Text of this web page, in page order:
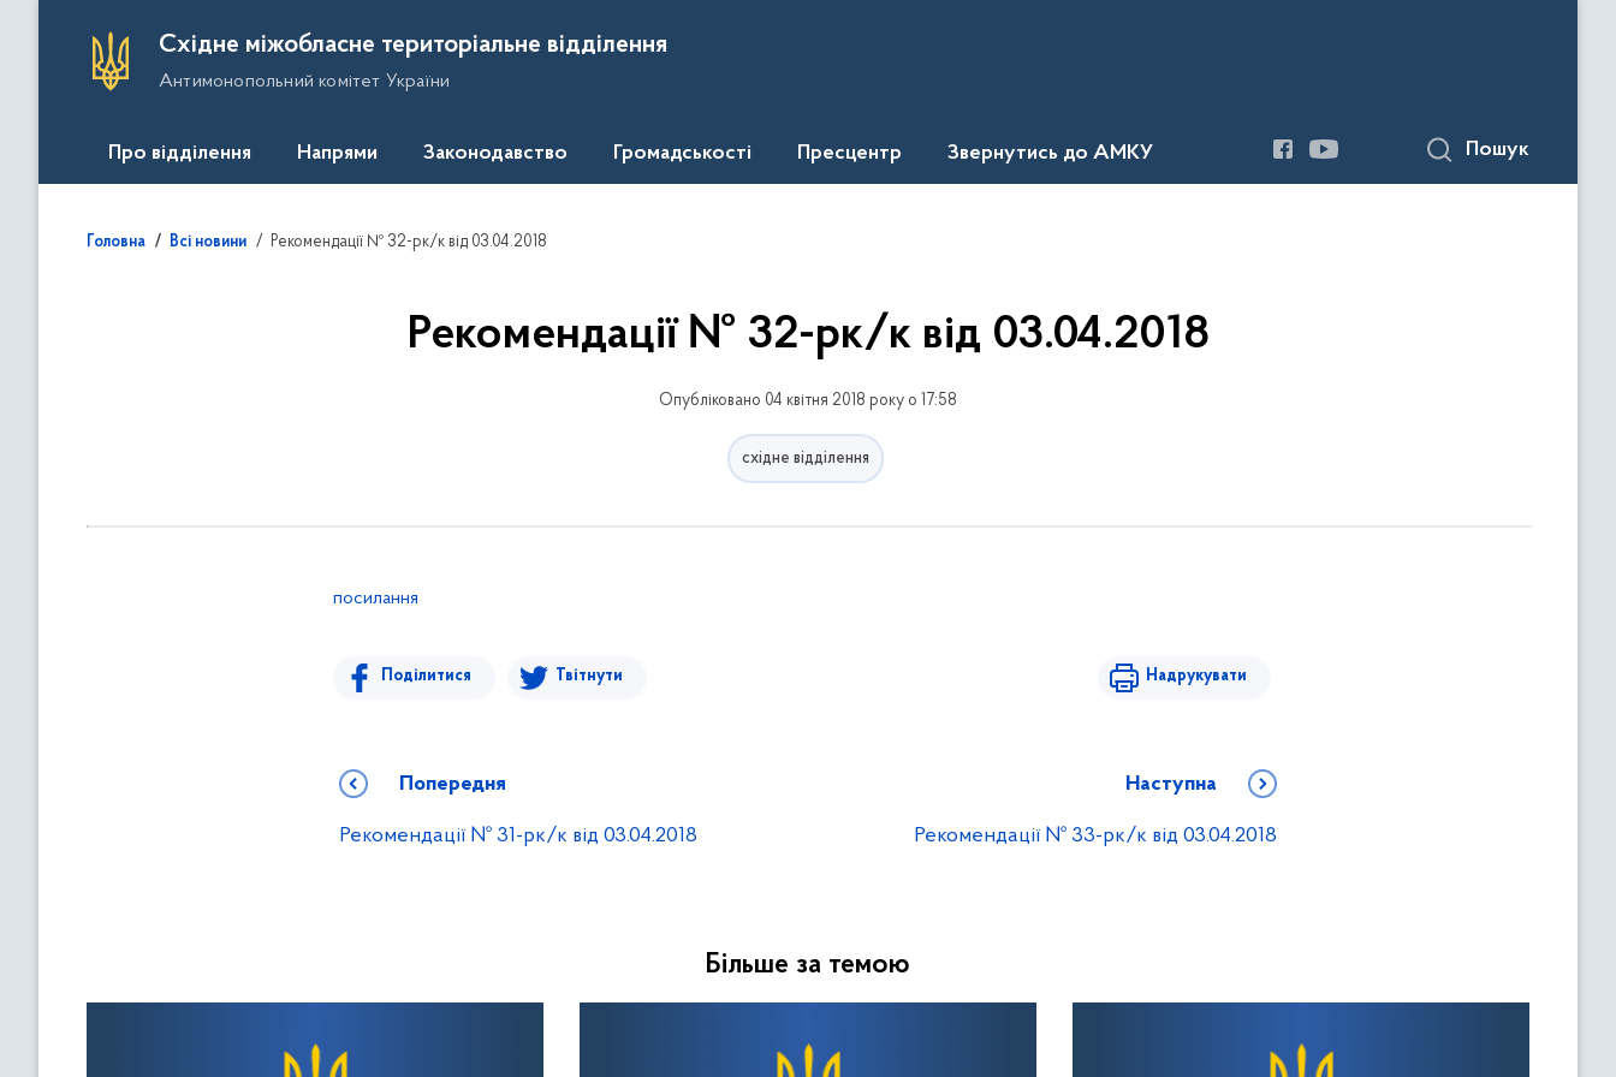
Східне міжобласне територіальне відділення
Антимонопольний комітет України
Про відділення Напрями Законодавство Громадськості Пресцентр Звернутись до АМКУ Пошук
Головна Всі новини Рекомендації № 32-рк/к від 03.04.2018
Рекомендації № 32-рк/к від 03.04.2018
Опубліковано 04 квітня 2018 року о 17:58
східне відділення
посилання
Поділитися Твітнути Надрукувати
Попередня
Рекомендації № 31-рк/к від 03.04.2018
Наступна
Рекомендації № 33-рк/к від 03.04.2018
Більше за темою